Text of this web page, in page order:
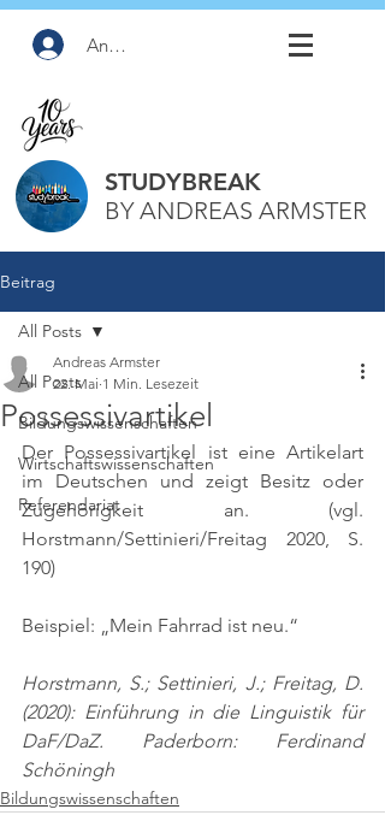
Anmelden
STUDYBREAK
BY ANDREAS ARMSTER
Beitrag
All Posts
Bildungswissenschaften
Wirtschaftswissenschaften
Referendariat
All Posts
Possessivartikel
Andreas Armster
22. Mai 1 Min. Lesezeit
Der Possessivartikel ist eine Artikelart
im Deutschen und zeigt Besitz oder
Zugehörigkeit an. (vgl.
Horstmann/Settinieri/Freitag 2020, S.
190)
Beispiel: „Mein Fahrrad ist neu.“
Horstmann, S.; Settinieri, J.; Freitag, D.
(2020): Einführung in die Linguistik für
DaF/DaZ. Paderborn: Ferdinand
Schöningh
Bildungswissenschaften